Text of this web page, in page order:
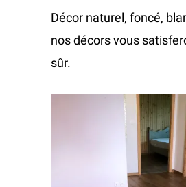
Parquet
Huilage parquet
Shampouinage moquette
Parquet
Showroom
Contact
Décor naturel, foncé,
nos décors vous
sûr.